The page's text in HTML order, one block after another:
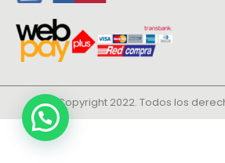
© Copyright 2022. Todos los